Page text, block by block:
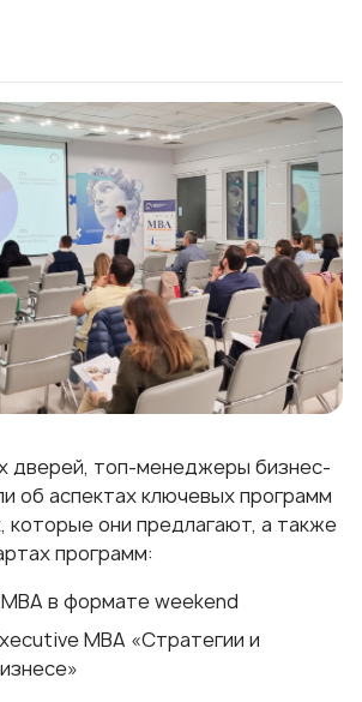
дверей, топ-менеджеры бизнес-
об аспектах ключевых программ
которые они предлагают, а также
программ:
в формате weekend
MBA «Стратегии и